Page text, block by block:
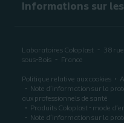
Informations sur
Laboratoires Coloplast 38
sous-Bois
France
Politique relative aux cookies
Note d’information sur la
aux professionnels de santé
Produits Coloplast - mode
Note d’information sur la